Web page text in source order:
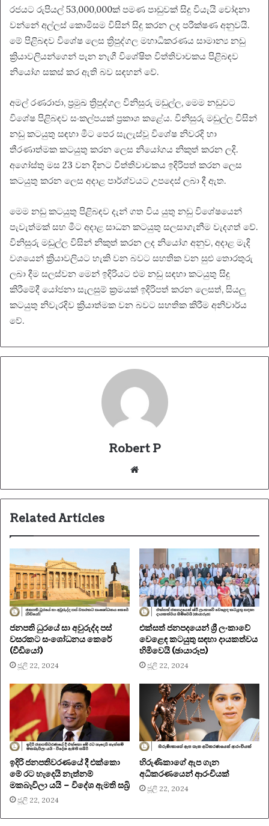
රජයට රුපියල් 53,000,000ක් පමණ පාඩුවක් සිදු වියැයි චෝදනා
වන්නේ අල්ලස් කොමිසම විසින් සිදු කරන ලද පරීක්ෂණ අනුවයි.
මේ පිළිබඳව විශේෂ ලෙස ත්‍රිපුද්ගල මහාධිකරණය සාමාන්‍ය නඩු
ක්‍රියාවලියන්ගෙන් පැන නැගී විශේෂිත විත්තිවාචකය පිළිබඳව
නියෝග සකස් කර ඇති බව සඳහන් වේ.
අමල් රණරාජා, ප්‍රමුඛ ත්‍රිපුද්ගල විනිසුරු මඩුල්ල, මෙම නඩුවට
විශේෂ පිළිබඳව සංකල්පයක් ප්‍රකාශ කළේය. විනිසුරු මඩුල්ල විසින්
නඩු කටයුතු සඳහා මීට පෙර සැලැස්වූ විශේෂ නිවරදි හා
තීරණාත්මක කටයුතු කරන ලෙස නියෝගය නිකුත් කරන ලදි.
අගෝස්තු මස 23 වන දිනට විත්තිවාචකය ඉදිරිපත් කරන ලෙස
කටයුතු කරන ලෙස අදාළ පාර්ශ්වයට උපදෙස් ලබා දී ඇත.
මෙම නඩු කටයුතු පිළිබඳව දැන් ගත විය යුතු නඩු විශේෂයෙන්
පැවැත්මක් සහ මීට අදාළ සාධන කටයුතු සලසාගැනීම වැදගත් වේ.
විනිසුරු මඩුල්ල විසින් නිකුත් කරන ලද නියෝග අනුව, අදාළ මැදි
වශයෙන් ක්‍රියාවලියට හැකි වන බවට සහතික වන සුළු තොරතුරු
ලබා දීම සලස්වන මෙන් ඉදිරියට එම නඩු සඳහා කටයුතු සිදු
කිරීමේදී යෝජනා සැලසුම් ක්‍රමයක් ඉදිරිපත් කරන ලෙසත්, සියලු
කටයුතු නිවැරදිව ක්‍රියාත්මක වන බවට සහතික කිරීම අනිවාර්ය
වේ.
Robert P
Related Articles
ජනපති ධුරයේ සා අවුරුද්ද පස්
වසරකට සංශෝධනය කෙරේ
(වීඩියෝ)
ජූලි 22, 2024
එක්සත් ජනපදයෙන් ශ්‍රී ලංකාවේ
වෙළෙඳ කටයුතු සඳහා දායකත්වය
හිමිවෙයි (ඡායාරූප)
ජූලි 22, 2024
ඉදිරි ජනපතිවරණයේ දී එක්කො
මේ රට හැදෙයි නැත්නම්
මකබෑවිලා යයි – විදේශ ඇමති සබ්‍රි
ජූලි 22, 2024
හිරුණිකාගේ ඇප ගැන
අධිකරණයෙන් ආරංචියක්
ජූලි 22, 2024